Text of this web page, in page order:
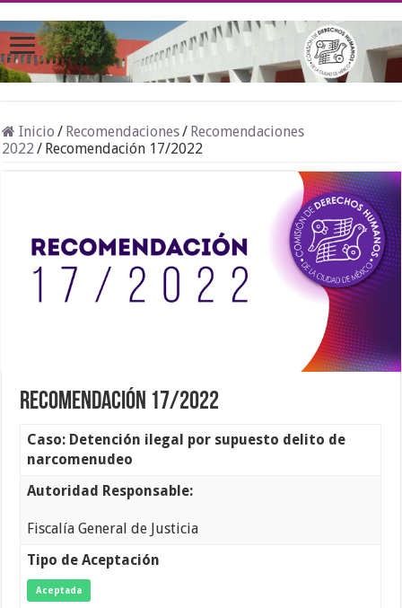
Inicio / Recomendaciones/ Recomendaciones
2022 / Recomendación 17/2022
Recomendación 17/2022
Caso: Detención ilegal por supuesto delito de
narcomenudeo
Autoridad Responsable:
Fiscalía General de Justicia
Tipo de Aceptación
Aceptada